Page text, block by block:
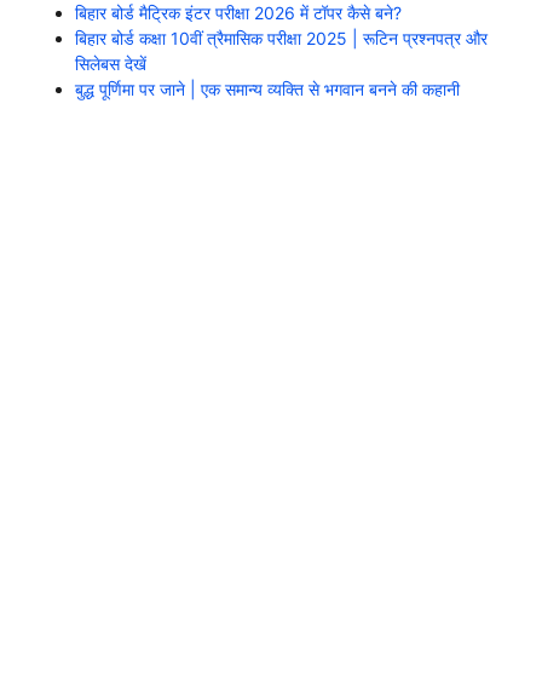
बिहार बोर्ड मैट्रिक इंटर परीक्षा 2026 में टॉपर कैसे बने?
बिहार बोर्ड कक्षा 10वीं त्रैमासिक परीक्षा 2025 | रूटिन प्रश्नपत्र और
सिलेबस देखें
बुद्ध पूर्णिमा पर जाने | एक समान्य व्यक्ति से भगवान बनने की कहानी